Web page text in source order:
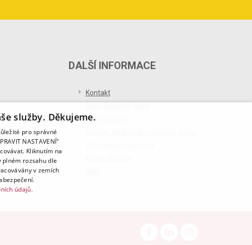
DALŠÍ INFORMACE
Kontakt
Naše pobočky
služby. Děkujeme.
pro správné
NASTAVENÍ"
Kliknutím na
plném rozsahu dle
v zemích
údajů.